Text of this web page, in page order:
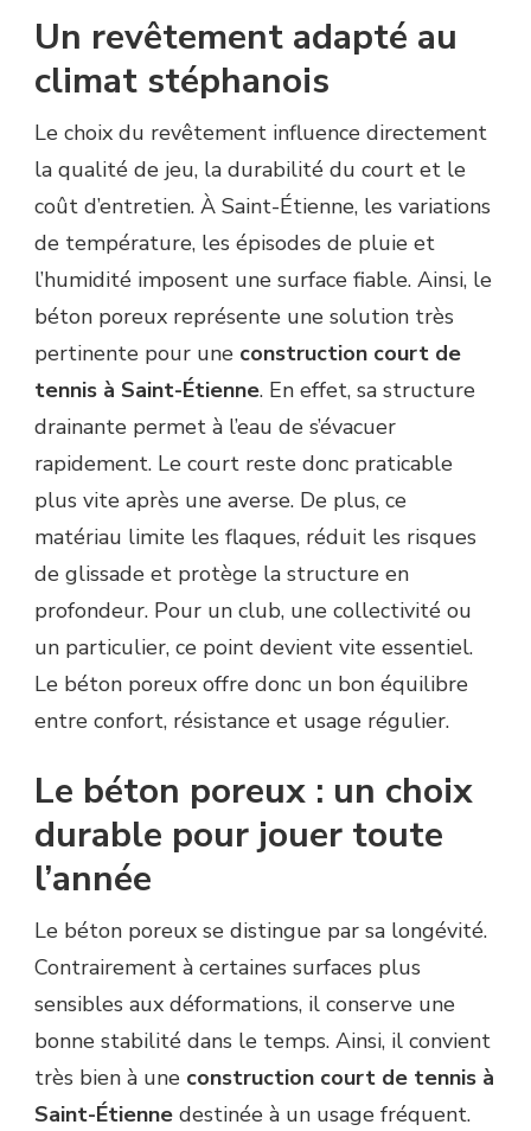
LE
UNE
CONSTRUCTION
DE
TENNIS
À
SAINT-
ÉTIENNE
Un revêtement adapté au
climat stéphanois
Le choix du revêtement influence directement
la qualité de jeu, la durabilité du court et le
coût d’entretien. À Saint-Étienne, les variations
de température, les épisodes de pluie et
l’humidité imposent une surface fiable. Ainsi, le
béton poreux représente une solution très
pertinente pour une construction court de
tennis à Saint-Étienne. En effet, sa structure
drainante permet à l’eau de s’évacuer
rapidement. Le court reste donc praticable
plus vite après une averse. De plus, ce
matériau limite les flaques, réduit les risques
de glissade et protège la structure en
profondeur. Pour un club, une collectivité ou
un particulier, ce point devient vite essentiel.
Le béton poreux offre donc un bon équilibre
entre confort, résistance et usage régulier.
Le béton poreux : un choix
durable pour jouer toute
l’année
Le béton poreux se distingue par sa longévité.
Contrairement à certaines surfaces plus
sensibles aux déformations, il conserve une
bonne stabilité dans le temps. Ainsi, il convient
très bien à une construction court de tennis à
Saint-Étienne destinée à un usage fréquent.